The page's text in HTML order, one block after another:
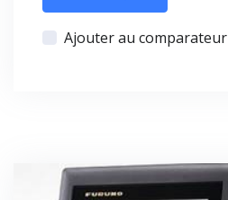
Ajouter au comparateur